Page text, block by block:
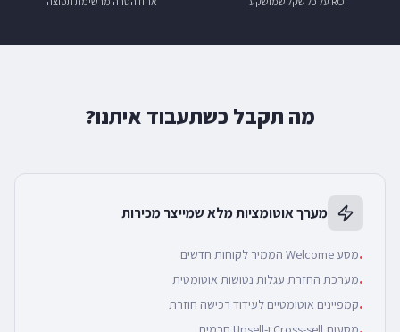
מה תקבל כשתעבוד איתנו?
מערך אוטומציות מלא שמייצר מכירות
•מסע Welcome הממיר לקוחות חדשים
•מערכת החזרת עגלות נטושות אוטומטית
•קמפיינים אוטומטיים לעידוד רכישה חוזרת